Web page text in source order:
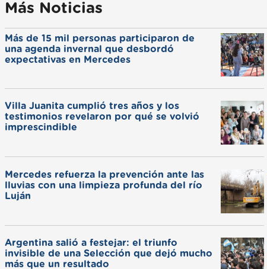
Más Noticias
Más de 15 mil personas participaron de
una agenda invernal que desbordó
expectativas en Mercedes
Villa Juanita cumplió tres años y los
testimonios revelaron por qué se volvió
imprescindible
Mercedes refuerza la prevención ante las
lluvias con una limpieza profunda del río
Luján
Argentina salió a festejar: el triunfo
invisible de una Selección que dejó mucho
más que un resultado